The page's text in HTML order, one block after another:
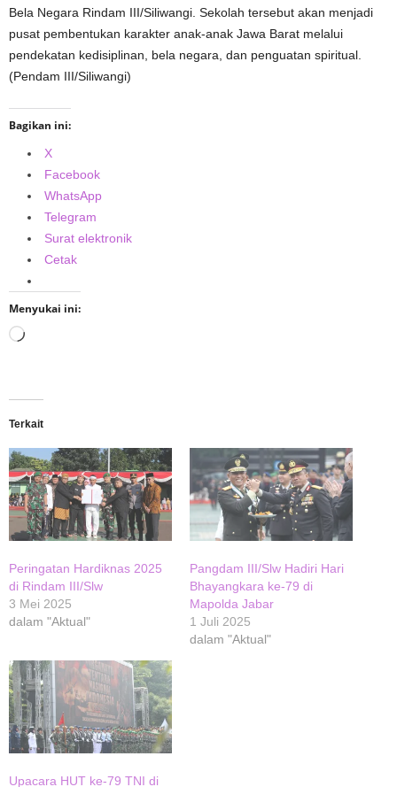
Bela Negara Rindam III/Siliwangi. Sekolah tersebut akan menjadi
pusat pembentukan karakter anak-anak Jawa Barat melalui
pendekatan kedisiplinan, bela negara, dan penguatan spiritual.
(Pendam III/Siliwangi)
Bagikan ini:
X
Facebook
WhatsApp
Telegram
Surat elektronik
Cetak
Menyukai ini:
Memuat...
Terkait
Peringatan Hardiknas 2025
di Rindam III/Slw
3 Mei 2025
dalam "Aktual"
Pangdam III/Slw Hadiri Hari
Bhayangkara ke-79 di
Mapolda Jabar
1 Juli 2025
dalam "Aktual"
Upacara HUT ke-79 TNI di